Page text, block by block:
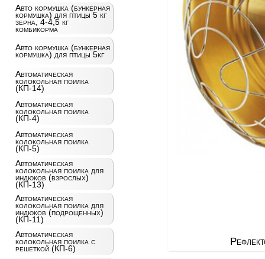
Авто кормушка (бункерная
кормушка) для птицы 5 кг
зерна, 4-4,5 кг
комбикорма
Авто кормушка (бункерная
кормушка) для птицы 5кг
Автоматическая
колокольная поилка
(КП-14)
Автоматическая
колокольная поилка
(КП-4)
Автоматическая
колокольная поилка
(КП-5)
Автоматическая
колокольная поилка для
индюков (взрослых)
(КП-13)
Автоматическая
колокольная поилка для
индюков (подрощенных)
(КП-11)
Автоматическая
колокольная поилка с
решеткой (КП-6)